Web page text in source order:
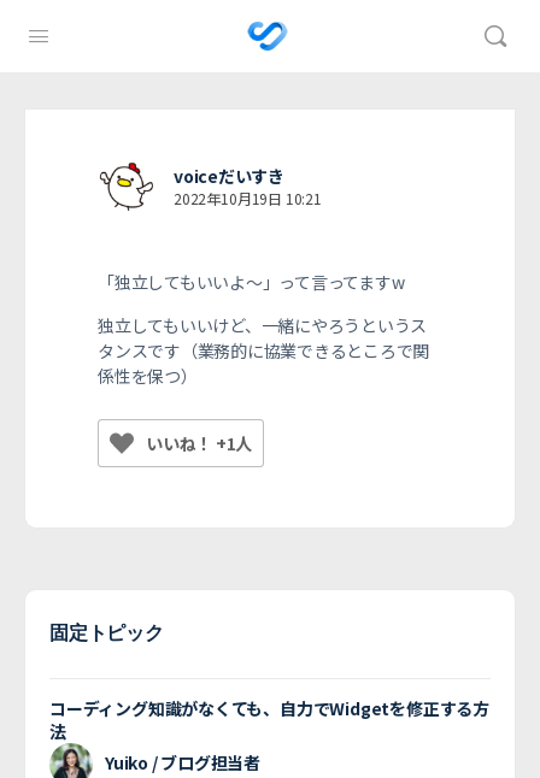
voiceだいすき
2022年10月19日 10:21
「独立してもいいよ〜」って言ってますw
独立してもいいけど、一緒にやろうというス
タンスです（業務的に協業できるところで関
係性を保つ）
いいね！ +1人
固定トピック
コーディング知識がなくても、自力でWidgetを修正する方
法
Yuiko / ブログ担当者